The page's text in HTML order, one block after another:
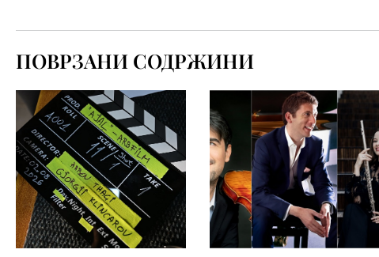
ПОВРЗАНИ СОДРЖИНИ